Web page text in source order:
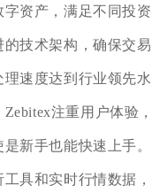
资产，满足不同投
技术架构，确保交
速度达到行业领先
注重用户体验
新手也能快速上手
具和实时行情数据